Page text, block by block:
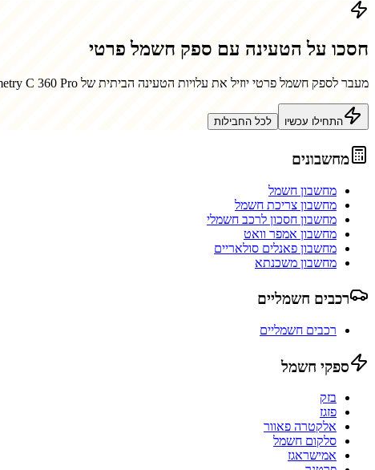
חסכו על הטעינה עם ספק חשמל פרטי
מעבר לספק חשמל פרטי יוזיל את עלויות הטעינה הביתית של C 360 Pro
התחילו עכשיו לכל החבילות
מחשבונים
מחשבון חשמל
מחשבון צריכת חשמל
מחשבון חסכון לרכב חשמלי
מחשבון אמפר וואט
מחשבון פאנלים סולאריים
מחשבון משכנתא
רכבים חשמליים
רכבים חשמליים
ספקי חשמל
בזק
פזגז
אלקטרה פאוור
סלקום חשמל
אמישראגז